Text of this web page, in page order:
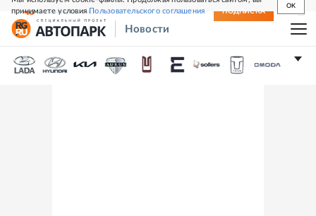
принимаете условияПользовательского соглашения
OK
СВЕЖИЙ НОМЕР ПОДПИСКА
Новости